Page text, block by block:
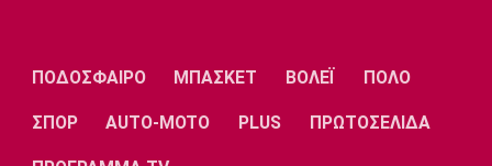
ΠΟΔΟΣΦΑΙΡΟ ΜΠΑΣΚΕΤ ΒΟΛΕΪ ΠΟΛΟ
ΣΠΟΡ AUTO-MOTO PLUS ΠΡΩΤΟΣΕΛΙΔΑ